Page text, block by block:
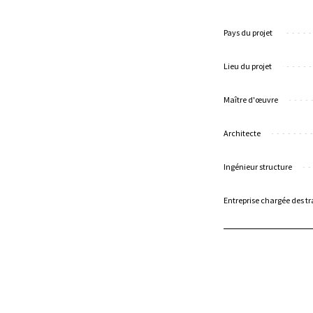
Pays du projet
Lieu du projet
Maître d'œuvre
Architecte
Ingénieur structure
Entreprise chargée des